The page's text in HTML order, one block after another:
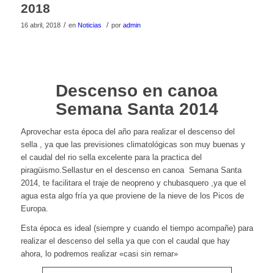
2018
16 abril, 2018 / en Noticias / por admin
Descenso en canoa
Semana Santa 2014
Aprovechar esta época del año para realizar el descenso del
sella , ya que las previsiones climatológicas son muy buenas y
el caudal del rio sella excelente para la practica del
piragüismo.Sellastur en el descenso en canoa Semana Santa
2014, te facilitara el traje de neopreno y chubasquero ,ya que el
agua esta algo fría ya que proviene de la nieve de los Picos de
Europa.
Esta época es ideal (siempre y cuando el tiempo acompañe) para
realizar el descenso del sella ya que con el caudal que hay
ahora, lo podremos realizar «casi sin remar»